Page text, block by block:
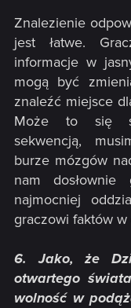
Znalezienie
jest łatwe.
informacje w
mogą być
znaleźć miejsce
Może to się
sekwencją,
burze mózgów
nam
najmocniej
graczowi faktów
6. Jako, że
otwartego
wolność w